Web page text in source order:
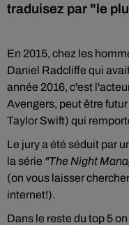
traduisez par "le
En 2015, chez les
Daniel Radcliffe qui
année 2016, c'est
Avengers, peut être
Taylor Swift) qui
Le jury a été séduit par
la série "The Night
(on vous laisser
internet!).
Dans le reste du top 5